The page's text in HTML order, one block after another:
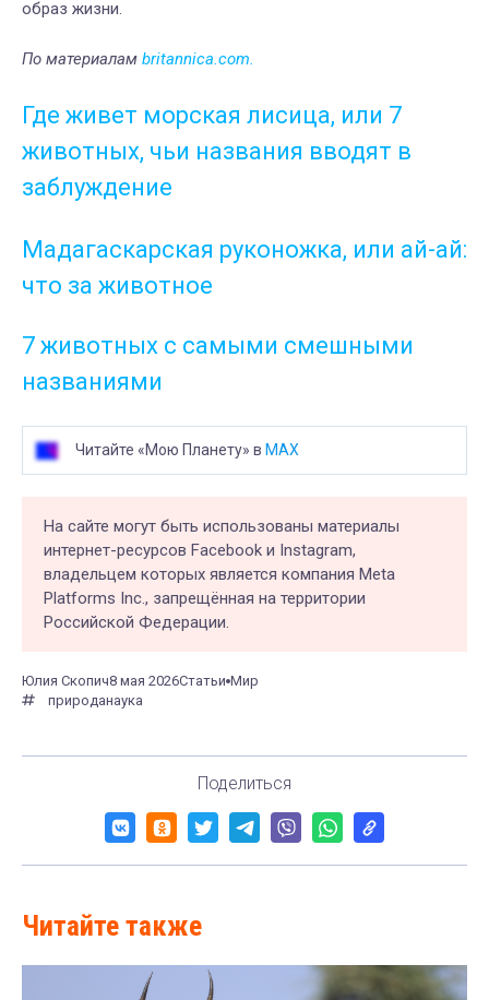
образ жизни.
По материалам britannica.com.
Где живет морская лисица, или 7
животных, чьи названия вводят в
заблуждение
Мадагаскарская руконожка, или ай-ай:
что за животное
7 животных с самыми смешными
названиями
Читайте «Мою Планету» в MAX
На сайте могут быть использованы материалы
интернет-ресурсов Facebook и Instagram,
владельцем которых является компания Meta
Platforms Inc., запрещённая на территории
Российской Федерации.
Юлия Скопич8 мая 2026Статьи Мир
природанаука
Поделиться
Читайте также